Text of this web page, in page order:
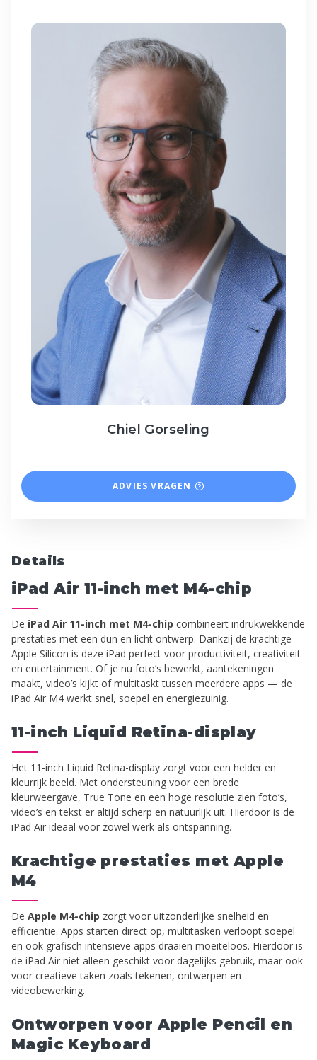
Chiel Gorseling
ADVIES VRAGEN
Details
iPad Air 11-inch met M4-chip
De iPad Air 11-inch met M4-chip combineert indrukwekkende
prestaties met een dun en licht ontwerp. Dankzij de krachtige
Apple Silicon is deze iPad perfect voor productiviteit, creativiteit
en entertainment. Of je nu foto’s bewerkt, aantekeningen
maakt, video’s kijkt of multitaskt tussen meerdere apps — de
iPad Air M4 werkt snel, soepel en energiezuinig.
11-inch Liquid Retina-display
Het 11-inch Liquid Retina-display zorgt voor een helder en
kleurrijk beeld. Met ondersteuning voor een brede
kleurweergave, True Tone en een hoge resolutie zien foto’s,
video’s en tekst er altijd scherp en natuurlijk uit. Hierdoor is de
iPad Air ideaal voor zowel werk als ontspanning.
Krachtige prestaties met Apple
M4
De Apple M4-chip zorgt voor uitzonderlijke snelheid en
efficiëntie. Apps starten direct op, multitasken verloopt soepel
en ook grafisch intensieve apps draaien moeiteloos. Hierdoor is
de iPad Air niet alleen geschikt voor dagelijks gebruik, maar ook
voor creatieve taken zoals tekenen, ontwerpen en
videobewerking.
Ontworpen voor Apple Pencil en
Magic Keyboard